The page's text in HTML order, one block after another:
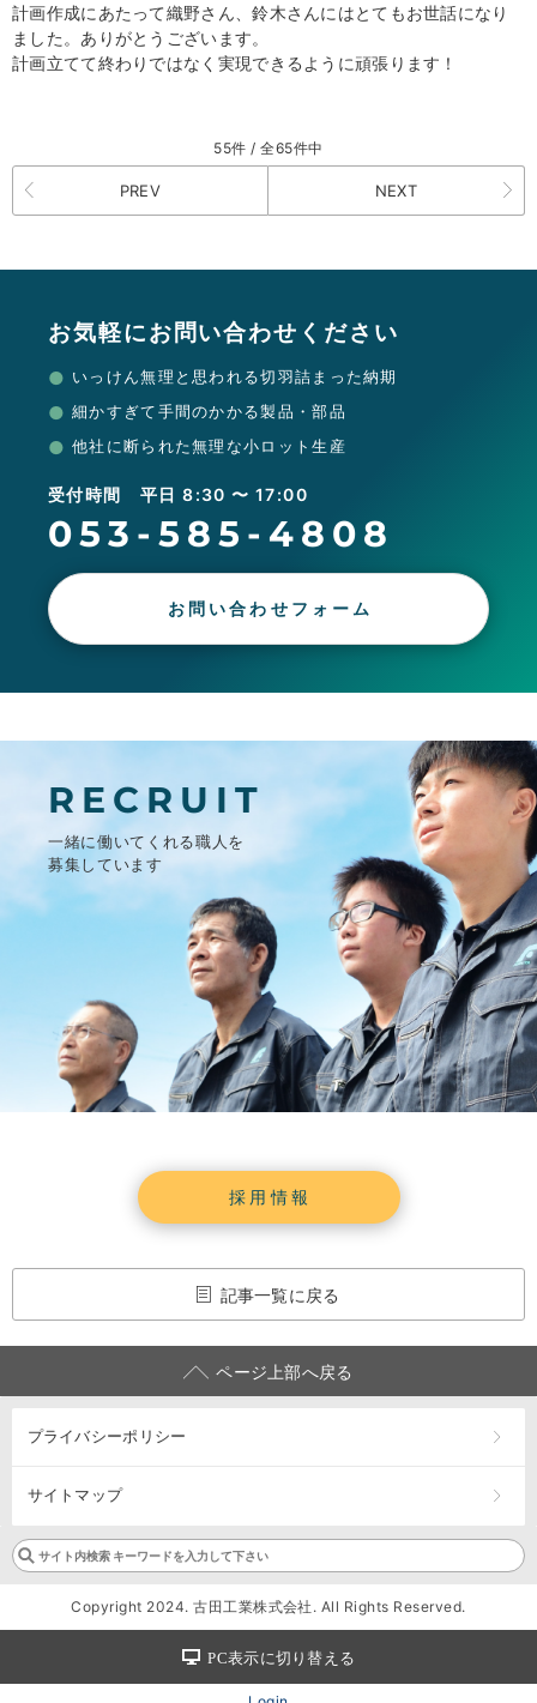
計画作成にあたって織野さん、鈴木さんにはとてもお世話になり
ました。ありがとうございます。
計画立てて終わりではなく実現できるように頑張ります！
55件 / 全65件中
PREV NEXT
お気軽にお問い合わせください
いっけん無理と思われる切羽詰まった納期
細かすぎて手間のかかる製品・部品
他社に断られた無理な小ロット生産
受付時間 平日 8:30 〜 17:00
053-585-4808
お問い合わせフォーム
RECRUIT
一緒に働いてくれる職人を
募集しています
採用情報
記事一覧に戻る
ページ上部へ戻る
プライバシーポリシー
サイトマップ
Copyright 2024. 古田工業株式会社. All Rights Reserved.
PC表示に切り替える